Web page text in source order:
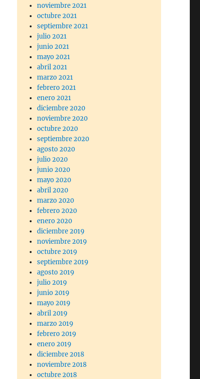
noviembre 2021
octubre 2021
septiembre 2021
julio 2021
junio 2021
mayo 2021
abril 2021
marzo 2021
febrero 2021
enero 2021
diciembre 2020
noviembre 2020
octubre 2020
septiembre 2020
agosto 2020
julio 2020
junio 2020
mayo 2020
abril 2020
marzo 2020
febrero 2020
enero 2020
diciembre 2019
noviembre 2019
octubre 2019
septiembre 2019
agosto 2019
julio 2019
junio 2019
mayo 2019
abril 2019
marzo 2019
febrero 2019
enero 2019
diciembre 2018
noviembre 2018
octubre 2018